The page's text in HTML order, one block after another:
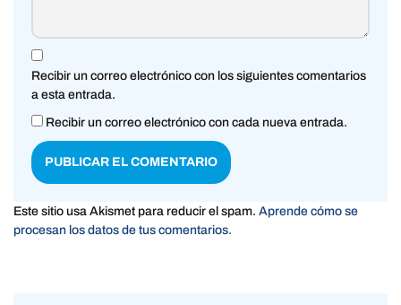
Recibir un correo electrónico con los siguientes comentarios
a esta entrada.
Recibir un correo electrónico con cada nueva entrada.
Este sitio usa Akismet para reducir el spam. Aprende cómo se
procesan los datos de tus comentarios.